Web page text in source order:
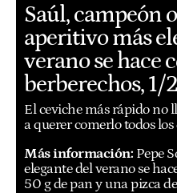
Saúl, campeón
aperitivo más
verano se hace
berberechos, 1/
El ceviche más rápido no
a querer comerlo todos los
Más información: Pepe
elegante del verano se
50 g de pan y una pizca